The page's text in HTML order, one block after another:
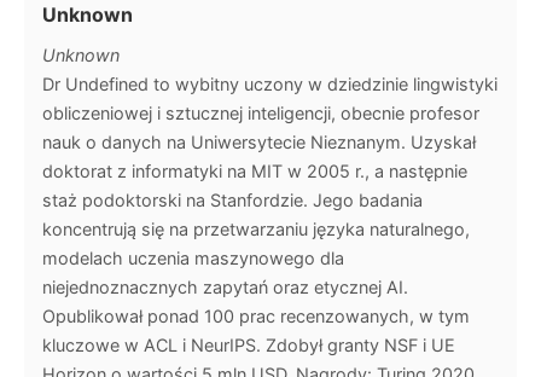
Unknown
Unknown
Dr Undefined to wybitny uczony w dziedzinie lingwistyki
obliczeniowej i sztucznej inteligencji, obecnie profesor
nauk o danych na Uniwersytecie Nieznanym. Uzyskał
doktorat z informatyki na MIT w 2005 r., a następnie
staż podoktorski na Stanfordzie. Jego badania
koncentrują się na przetwarzaniu języka naturalnego,
modelach uczenia maszynowego dla
niejednoznacznych zapytań oraz etycznej AI.
Opublikował ponad 100 prac recenzowanych, w tym
kluczowe w ACL i NeurIPS. Zdobył granty NSF i UE